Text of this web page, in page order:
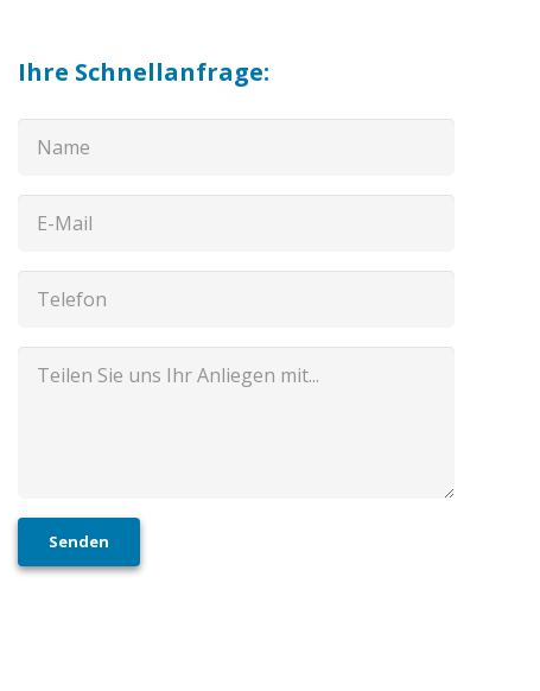
Ihre Schnellanfrage:
Senden